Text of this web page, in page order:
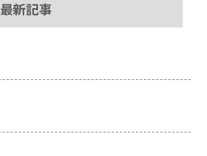
最新記事